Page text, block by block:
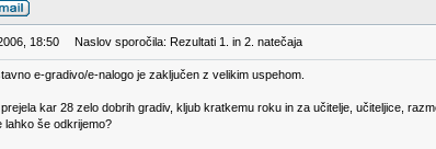
18:50 Naslov sporočila: Rezultati 1. in 2. natečaja
e-gradivo/e-nalogo je zaključen z velikim uspehom.
kar 28 zelo dobrih gradiv, kljub kratkemu roku in za učitelje, učiteljice,
lahko še odkrijemo?